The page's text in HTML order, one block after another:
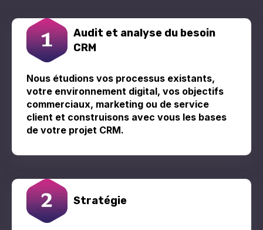
Audit et analyse du besoin
CRM
Nous étudions vos processus existants,
votre environnement digital, vos objectifs
commerciaux, marketing ou de service
client et construisons avec vous les bases
de votre projet CRM.
Stratégie